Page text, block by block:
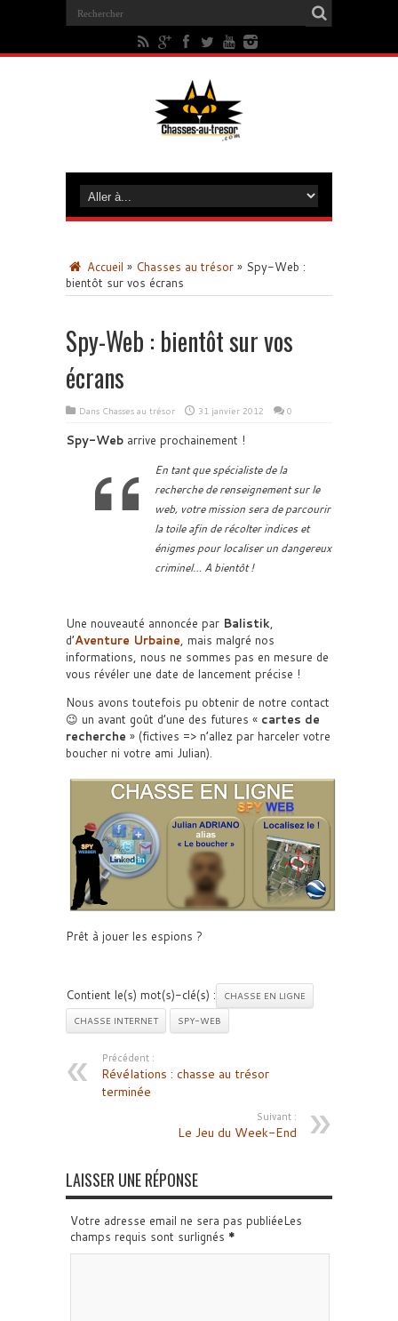
Accueil » Chasses au trésor » Spy-Web :
bientôt sur vos écrans
Spy-Web : bientôt sur vos
écrans
Dans Chasses au trésor 31 janvier 2012 0
Spy-Web arrive prochainement !
En tant que spécialiste de la
recherche de renseignement sur le
web, votre mission sera de parcourir
la toile afin de récolter indices et
énigmes pour localiser un dangereux
criminel… A bientôt !
Une nouveauté annoncée par Balistik,
d’Aventure Urbaine, mais malgré nos
informations, nous ne sommes pas en mesure de
vous révéler une date de lancement précise !
Nous avons toutefois pu obtenir de notre contact
😉 un avant goût d’une des futures « cartes de
recherche » (fictives => n’allez par harceler votre
boucher ni votre ami Julian).
Prêt à jouer les espions ?
Contient le(s) mot(s)-clé(s) :
CHASSE EN LIGNE
CHASSE INTERNET
SPY-WEB
Précédent :
Révélations : chasse au trésor
terminée
Suivant :
Le Jeu du Week-End
LAISSER UNE RÉPONSE
Votre adresse email ne sera pas publiéeLes
champs requis sont surlignés *